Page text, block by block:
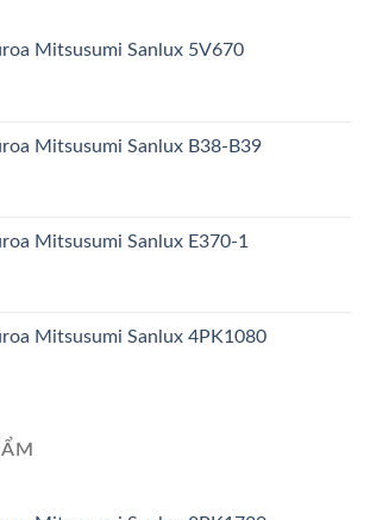
Mitsusumi Sanlux 5V670
Mitsusumi Sanlux B38-B39
Mitsusumi Sanlux E370-1
Mitsusumi Sanlux 4PK1080